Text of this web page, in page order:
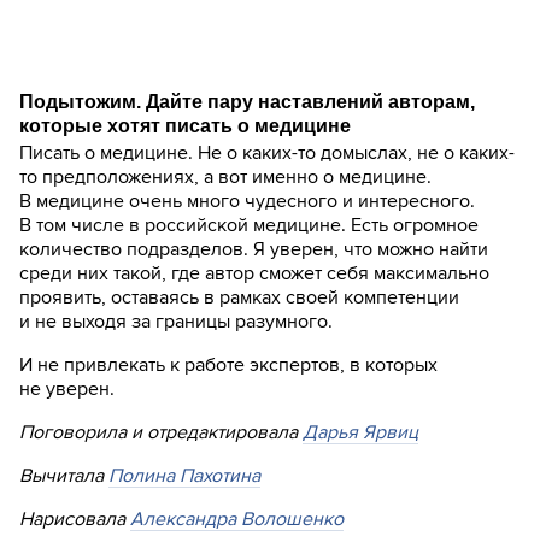
Подытожим. Дайте пару наставлений авторам,
которые хотят писать о медицине
Писать о медицине. Не о каких-то домыслах, не о каких-
то предположениях, а вот именно о медицине.
В медицине очень много чудесного и интересного.
В том числе в российской медицине. Есть огромное
количество подразделов. Я уверен, что можно найти
среди них такой, где автор сможет себя максимально
проявить, оставаясь в рамках своей компетенции
и не выходя за границы разумного.
И не привлекать к работе экспертов, в которых
не уверен.
Поговорила и отредактировалаДарья Ярвиц
Вычитала Полина Пахотина
НарисовалаАлександра Волошенко